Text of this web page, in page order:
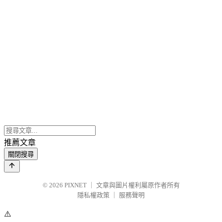
推薦文章
關閉搜尋
© 2026 PIXNET
文章與圖片權利屬原作者所有
隱私權政策
服務聲明
⚠️